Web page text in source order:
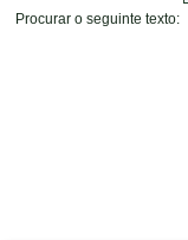
Procurar o seguinte texto: